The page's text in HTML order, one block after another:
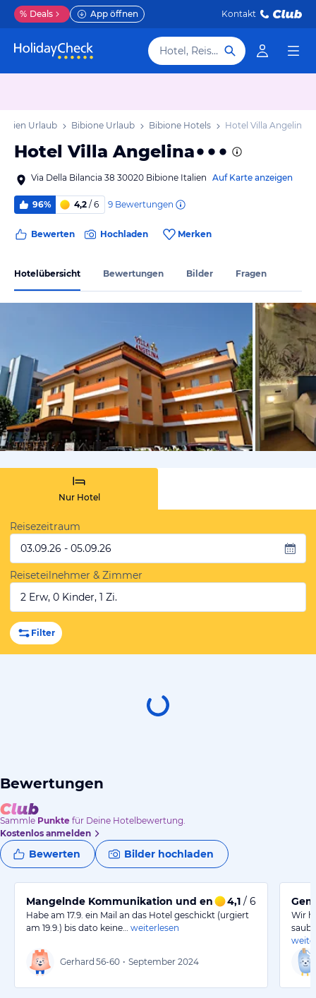
% Deals App öffnen Kontakt
Hotel, Reiseziel
Urlaub Bibione Urlaub Bibione Hotels Hotel Villa Angelina
Hotel Villa Angelina
Via Della Bilancia 38 30020 Bibione Italien Auf Karte anzeigen
96% 4,2 / 6 9 Bewertungen
Bewerten Hochladen Merken
Hotelübersicht Bewertungen Bilder Fragen
von
Nur Hotel
Reisezeitraum
03.09.26 - 05.09.26
Reiseteilnehmer & Zimmer
2 Erw, 0 Kinder, 1 Zi.
Filter
Bewertungen
Sammle Punkte für Deine Hotelbewertung.
Kostenlos anmelden
Bewerten Bilder hochladen
Mangelnde Kommunikation und enttäuschende
4,1 / 6
Habe am 17.9. ein Mail an das Hotel geschickt (urgiert
am 19.9.) bis dato keine…
weiterlesen
Gerhard 56-60 • September 2024
Wir